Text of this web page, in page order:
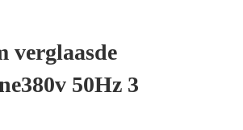
verglaasde
50Hz 3